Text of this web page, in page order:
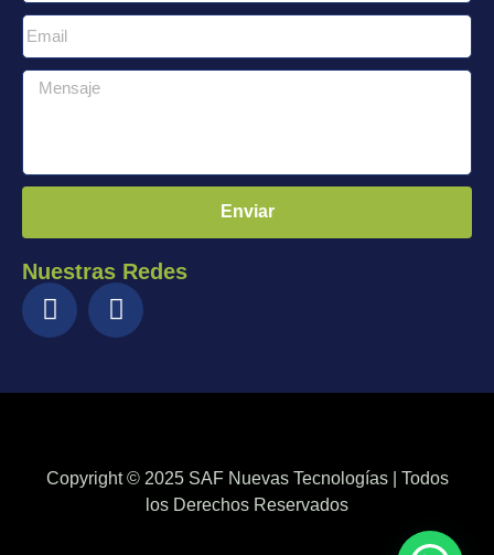
Enviar
Nuestras Redes
Copyright © 2025 SAF Nuevas Tecnologías | Todos
los Derechos Reservados